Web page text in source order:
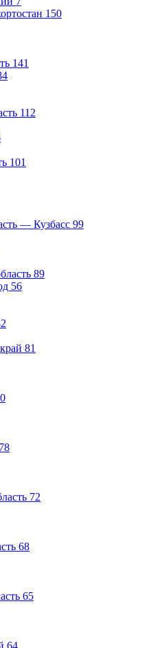
150
141
112
101
— Кузбасс 99
89
56
81
78
72
68
65
64